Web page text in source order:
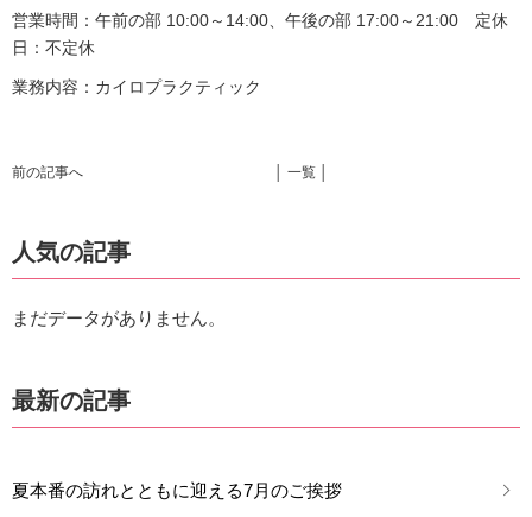
営業時間：午前の部 10:00～14:00、午後の部 17:00～21:00 定休
日：不定休
業務内容：カイロプラクティック
前の記事へ │ 一覧 │
人気の記事
まだデータがありません。
最新の記事
夏本番の訪れとともに迎える7月のご挨拶